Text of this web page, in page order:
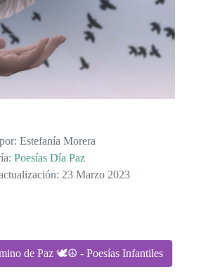
Estefanía Morera
Poesías Día Paz
23 Marzo 2023
de Paz 🕊☮ - Poesías Infantiles